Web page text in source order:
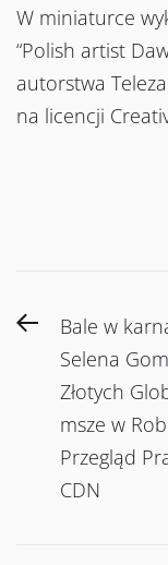
W miniaturce
“Polish artist
autorstwa
na licencji
Post
PreviousBale w
Selena
Złotych
msze w
Przegląd
CDN